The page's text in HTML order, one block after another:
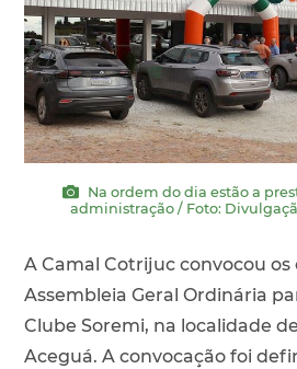
Na ordem do dia estão a
administração / Foto:
A Camal Cotrijuc convocou
Assembleia Geral Ordinária
Clube Soremi, na localidade
Aceguá. A convocação foi